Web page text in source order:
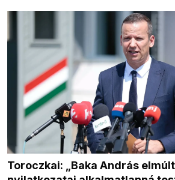
Toroczkai: „Baka András